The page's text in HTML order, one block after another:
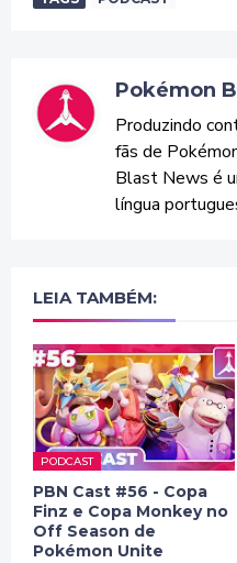
Pokémon
Produzindo
fãs de
Blast News é
língua
LEIA TAMBÉM:
PODCAST
PBN Cast #56 - Copa
Finz e Copa Monkey no
Off Season de
Pokémon Unite